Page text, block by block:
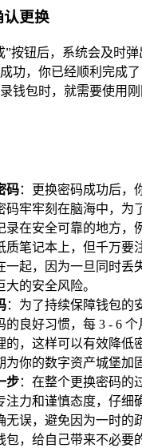
认更换
”按钮后，系统会及时
功，你已经顺利完成了
钱包时，就需要使用
码：更换密码成功后，
码牢牢刻在脑海中，为
录在安全可靠的地方，
质笔记本上，但千万要
一起，因为一旦同时丢
的安全风险。
：为了持续保障钱包的
的良好习惯，每 3 - 6
的，这样可以有效降低
为你的数字资产城堡加
步：在整个更换密码的
注力和谨慎态度，仔细
无误，避免因为一时的
包，给自己带来不必要